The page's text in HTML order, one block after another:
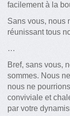
facilement à la
Sans vous, nous
réunissant tous
…
Bref, sans vous,
sommes. Nous
nous ne
conviviale et
par votre